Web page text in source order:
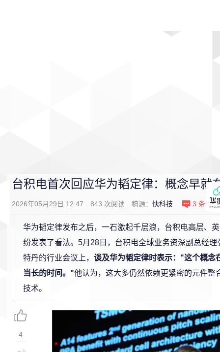
台积电首次回应华为韬定律：概念早就
2026年05月29日 12:47 843 次阅读 稿源： 快科技 3 条评论
华为韬定律发布之后，一石激起千层浪，台积电高层、
纷发表了看法。5月28日，台积电全球业务资深副总经理
特丹的行业会议上， 谈及华为韬定律时表示："这个概念
当长的时间。"他认为，这大多仍然依赖更紧密的元件整
技术。
4